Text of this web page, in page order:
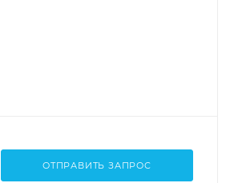
ОТПРАВИТЬ ЗАПРОС